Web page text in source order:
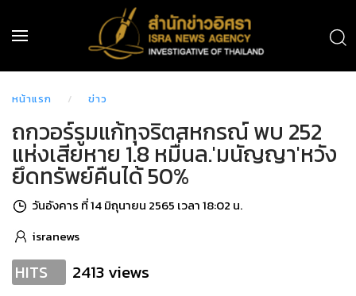
หน้าแรก ข่าว
ถกวอร์รูมแก้ทุจริตสหกรณ์ พบ 252
แห่งเสียหาย 1.8 หมื่นล.'มนัญญา'หวัง
ยึดทรัพย์คืนได้ 50%
วันอังคาร ที่ 14 มิถุนายน 2565 เวลา 18:02 น.
isranews
HITS 2413 views